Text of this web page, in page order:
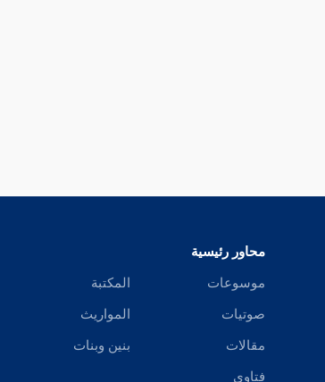
تفسير سورة التكاثر
تفسير سورة العصر
محاور رئيسية
موسوعات
صوتيات
مقالات
فتاوى
المكتبة
المواريث
بنين وبنات